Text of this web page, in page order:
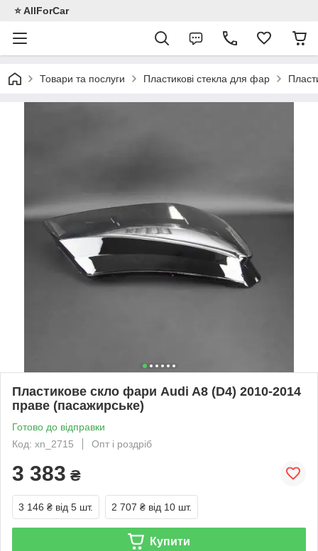
⭐️ AllForCar
Товари та послуги Пластикові стекла для фар
Пластикове скло фари Audi A8 (D4) 2010-2014
праве (пасажирське)
Готово до відправки
Код: xn_2715
Опт і роздріб
3 383 ₴
3 146 ₴ від 5 шт. 2 707 ₴ від 10 шт.
Купити